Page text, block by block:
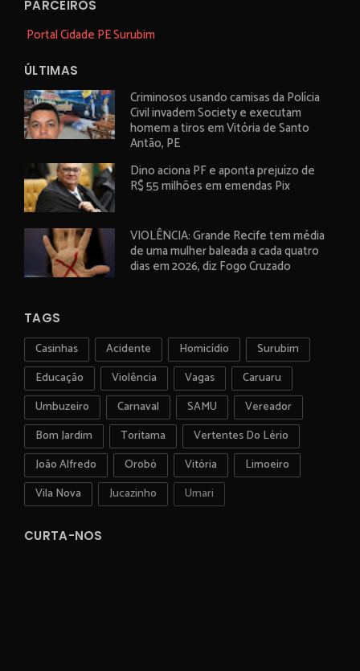
PARCEIROS
Portal Cidade PE Surubim
ÚLTIMAS
Criminosos usando camisas da Polícia
Civil invadem Society e executam
homem a tiros em Vitória de Santo
Antão, PE
Dino aciona PF e aponta prejuízo de
R$ 55 milhões em emendas Pix
VIOLÊNCIA: Grande Recife tem média
de uma mulher baleada a cada quatro
dias em 2026, diz Fogo Cruzado
TAGS
Casinhas Acidente Homicídio
Surubim
Educação
Violência Vagas
Caruaru
Umbuzeiro
Carnaval SAMU
Vereador
Bom Jardim
Toritama
Vertentes Do Lério
João Alfredo
Orobó Vitória
Limoeiro
Vila Nova
Jucazinho Umari
CURTA-NOS